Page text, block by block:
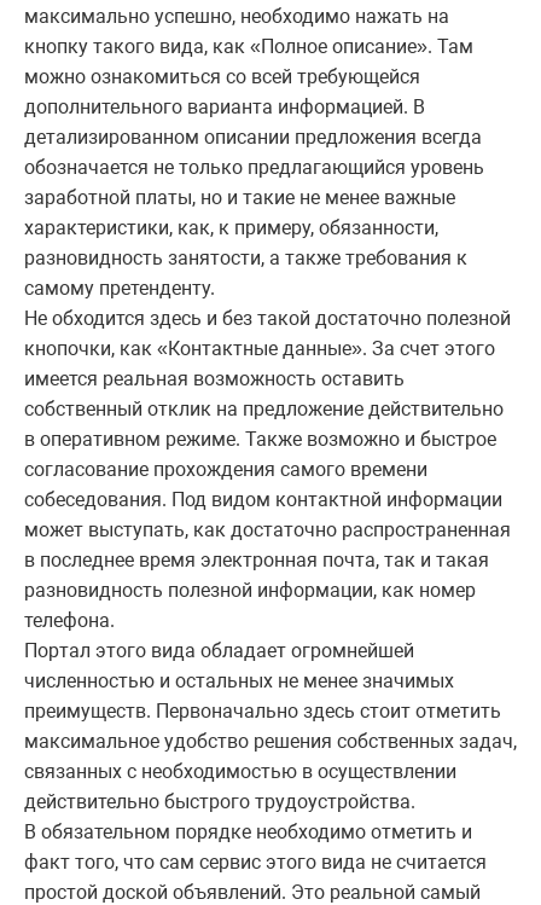
максимально успешно, необходимо нажать на
кнопку такого вида, как «Полное описание». Там
можно ознакомиться со всей требующейся
дополнительного варианта информацией. В
детализированном описании предложения всегда
обозначается не только предлагающийся уровень
заработной платы, но и такие не менее важные
характеристики, как, к примеру, обязанности,
разновидность занятости, а также требования к
самому претенденту.
Не обходится здесь и без такой достаточно полезной
кнопочки, как «Контактные данные». За счет этого
имеется реальная возможность оставить
собственный отклик на предложение действительно
в оперативном режиме. Также возможно и быстрое
согласование прохождения самого времени
собеседования. Под видом контактной информации
может выступать, как достаточно распространенная
в последнее время электронная почта, так и такая
разновидность полезной информации, как номер
телефона.
Портал этого вида обладает огромнейшей
численностью и остальных не менее значимых
преимуществ. Первоначально здесь стоит отметить
максимальное удобство решения собственных задач,
связанных с необходимостью в осуществлении
действительно быстрого трудоустройства.
В обязательном порядке необходимо отметить и
факт того, что сам сервис этого вида не считается
простой доской объявлений. Это реальной самый